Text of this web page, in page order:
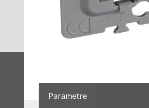
Parametre